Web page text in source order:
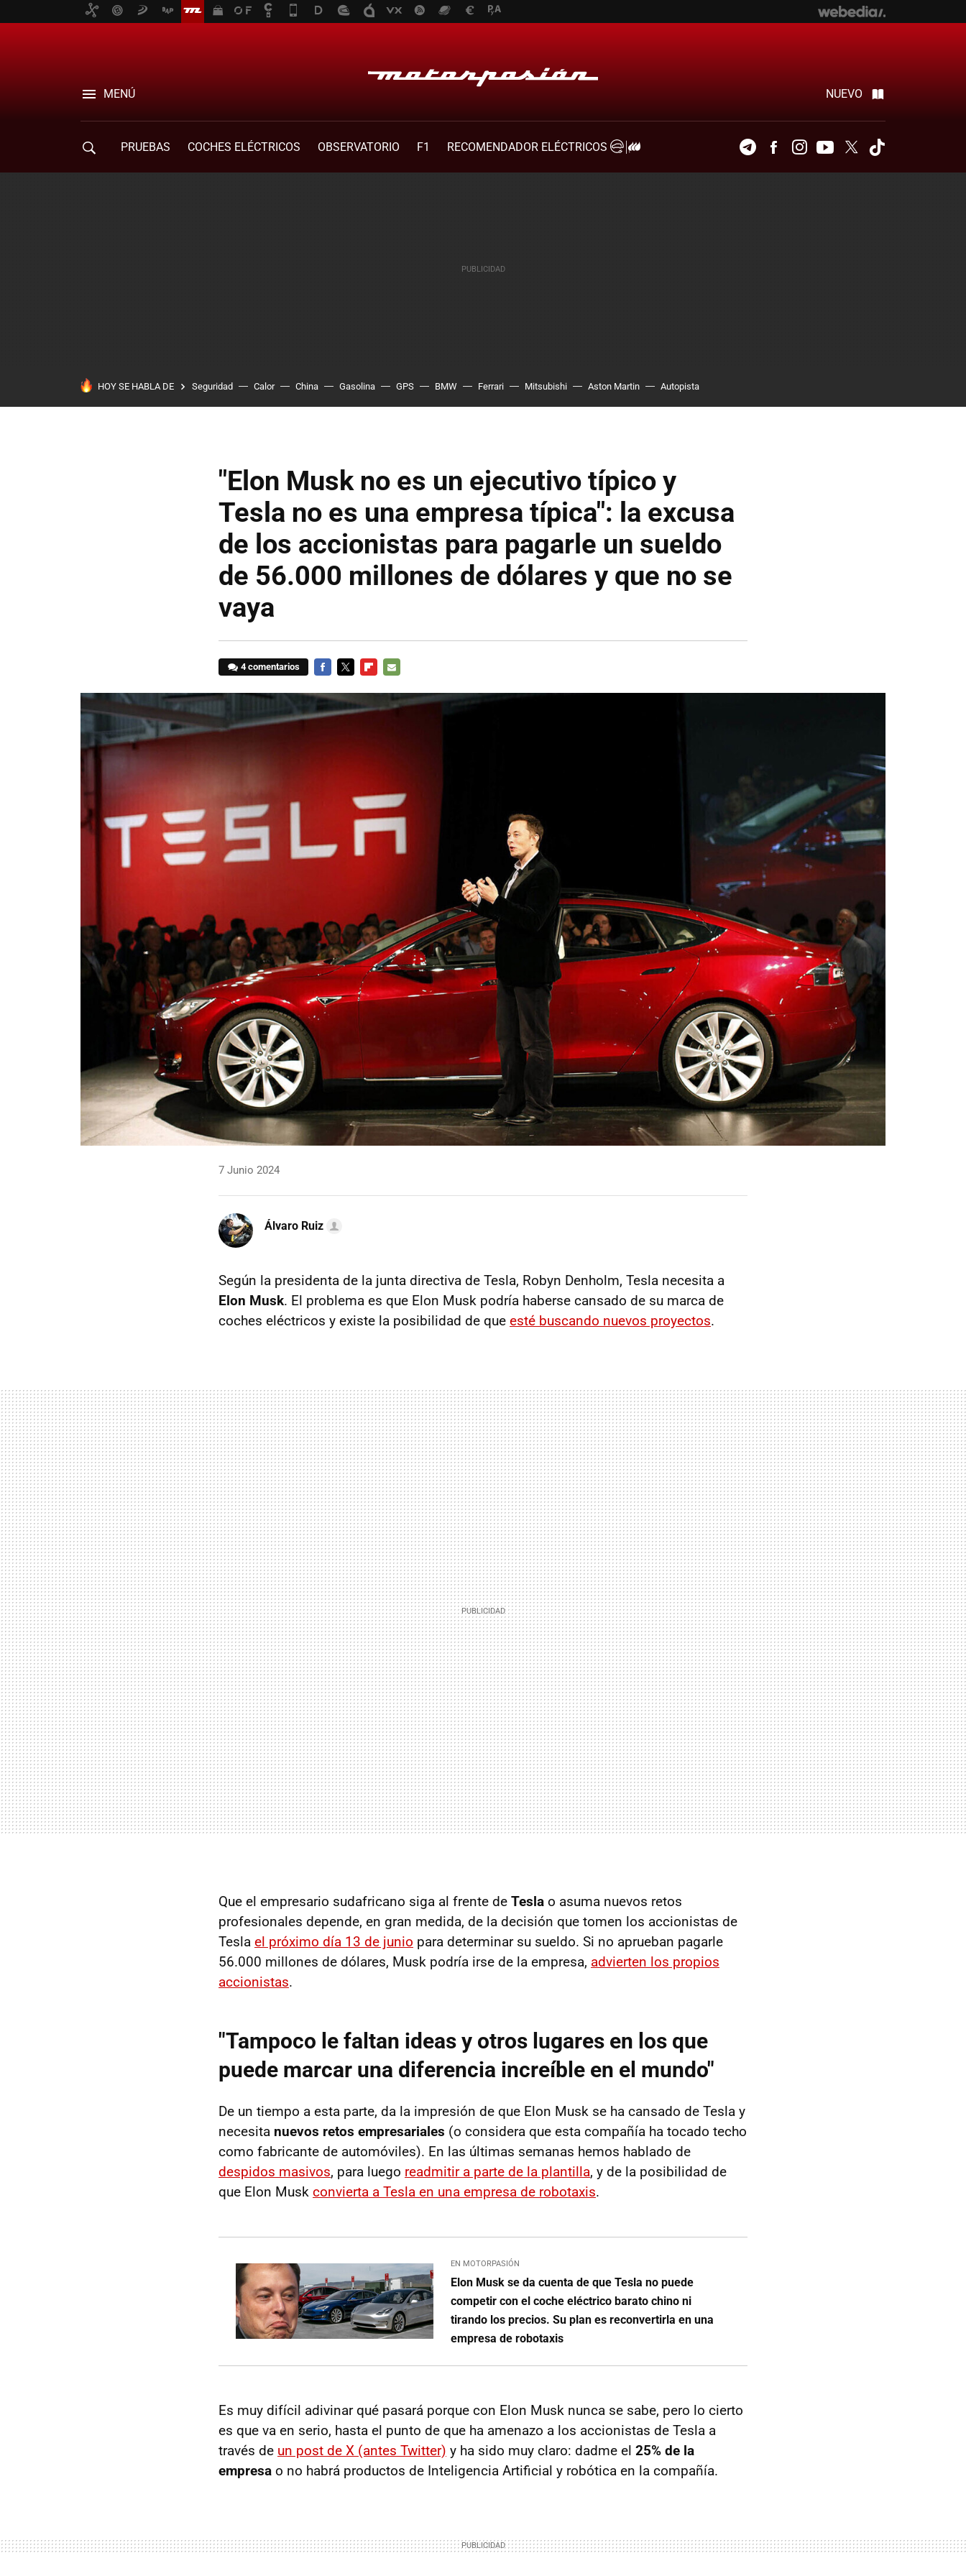
MENÚ NUEVO
PRUEBAS COCHES ELÉCTRICOS OBSERVATORIO F1
RECOMENDADOR ELÉCTRICOS
TelegramFacebookInstagramYoutubeTwitter
HOY SE HABLA DE Seguridad Calor China Gasolina GPS BMW Ferrari Mitsubishi Aston Martin Autopista
"Elon Musk no es un ejecutivo típico y
Tesla no es una empresa típica": la excusa
de los accionistas para pagarle un sueldo
de 56.000 millones de dólares y que no se
vaya
4 comentarios
MAIL
7 Junio 2024
Álvaro Ruiz
Según la presidenta de la junta directiva de Tesla, Robyn Denholm, Tesla necesita a
Elon Musk. El problema es que Elon Musk podría haberse cansado de su marca de
coches eléctricos y existe la posibilidad de que esté buscando nuevos proyectos.
Que el empresario sudafricano siga al frente de Tesla o asuma nuevos retos
profesionales depende, en gran medida, de la decisión que tomen los accionistas de
Tesla el próximo día 13 de junio para determinar su sueldo. Si no aprueban pagarle
56.000 millones de dólares, Musk podría irse de la empresa, advierten los propios
accionistas.
"Tampoco le faltan ideas y otros lugares en los que
puede marcar una diferencia increíble en el mundo"
De un tiempo a esta parte, da la impresión de que Elon Musk se ha cansado de Tesla y
necesita nuevos retos empresariales (o considera que esta compañía ha tocado techo
como fabricante de automóviles). En las últimas semanas hemos hablado de
despidos masivos, para luego readmitir a parte de la plantilla, y de la posibilidad de
que Elon Musk convierta a Tesla en una empresa de robotaxis.
EN MOTORPASIÓN
Elon Musk se da cuenta de que Tesla no puede
competir con el coche eléctrico barato chino ni
tirando los precios. Su plan es reconvertirla en una
empresa de robotaxis
Es muy difícil adivinar qué pasará porque con Elon Musk nunca se sabe, pero lo cierto
es que va en serio, hasta el punto de que ha amenazo a los accionistas de Tesla a
través de un post de X (antes Twitter) y ha sido muy claro: dadme el 25% de la
empresa o no habrá productos de Inteligencia Artificial y robótica en la compañía.